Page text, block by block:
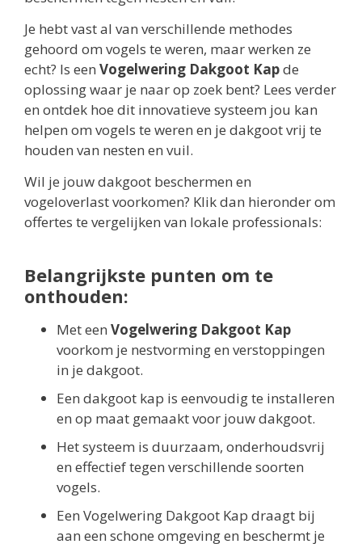
Je hebt vast al van verschillende methodes
gehoord om vogels te weren, maar werken ze
echt? Is een Vogelwering Dakgoot Kapde
oplossing waar je naar op zoek bent? Lees verder
en ontdek hoe dit innovatieve systeem jou kan
helpen om vogels te weren en je dakgoot vrij te
houden van nesten en vuil.
Wil je jouw dakgoot beschermen en
vogeloverlast voorkomen? Klik dan hieronder om
offertes te vergelijken van lokale professionals:
Belangrijkste punten om te
onthouden:
Met een Vogelwering Dakgoot Kap
voorkom je nestvorming en verstoppingen
in je dakgoot.
Een dakgoot kap is eenvoudig te installeren
en op maat gemaakt voor jouw dakgoot.
Het systeem is duurzaam, onderhoudsvrij
en effectief tegen verschillende soorten
vogels.
Een Vogelwering Dakgoot Kap draagt bij
aan een schone omgeving en beschermt je